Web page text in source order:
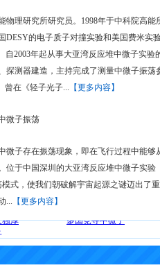
理研究所研究员。1998年于中科院高能
DESY的电子质子对撞实验和美国费米实
自2003年起从事大亚湾反应堆中微子实验
探测器建造，主持完成了测量中微子振荡
曾在《轻子光子... 【更多内容】
微子振荡
子存在振荡现象，即在飞行过程中能够
位于中国深圳的大亚湾反应堆中微子实验
式，使我们朝破解宇宙起源之谜迈出了
... 【更多内容】
先“撞线” ·以我为主国际合作
独厚
进生活？
“撞线” ·以我为主国际合作